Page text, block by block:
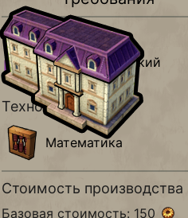
Район
Дипломатический
квартал
Технология
Математика
Стоимость производства
Базовая стоимость: 150